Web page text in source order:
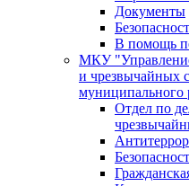
Документы
В помощь
МКУ
и чрезвычайных
муниципального
Отдел по